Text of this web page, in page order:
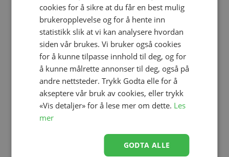
Stol, Tripp Trapp®, Stokke®, Natur
kr 2 649,00kr 2 099,00
Stol, Tripp Trapp®, Stokke®, Sort
kr 2 649,00 kr 2 099,00
Tripp Trapp® Baby Set², Stokke®,
cookies for å sikre at du får en best mulig
brukeropplevelse og for å hente inn
statistikk slik at vi kan analysere hvordan
siden vår brukes. Vi bruker også cookies
for å kunne tilpasse innhold til deg, og for
å kunne målrette annonser til deg, også på
andre nettsteder. Trykk Godta elle for å
akseptere vår bruk av cookies, eller trykk
«Vis detaljer» for å lese mer om dette. Les
mer
GODTA ALLE